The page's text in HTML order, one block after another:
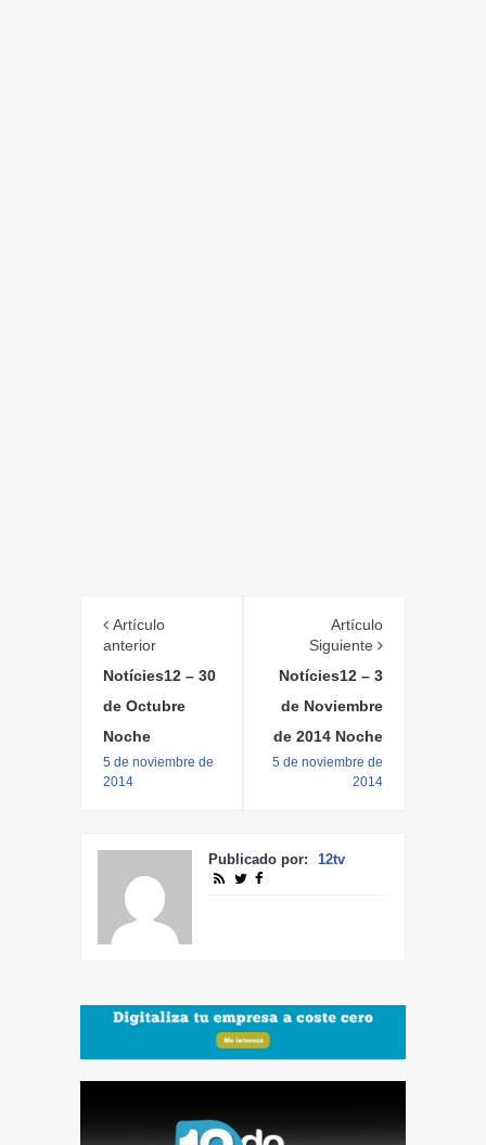
Artículo
anterior
Notícies12 – 30
de Octubre
Noche
5 de noviembre de
2014
Artículo
Siguiente
Notícies12 – 3
de Noviembre
de 2014 Noche
5 de noviembre de
2014
Publicado por: 12tv